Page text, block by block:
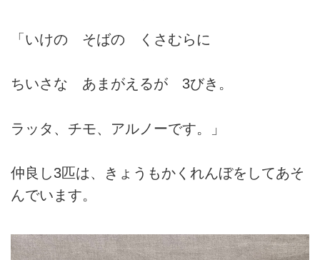
「いけの そばの くさむらに
ちいさな あまがえるが 3びき。
ラッタ、チモ、アルノーです。」
仲良し3匹は、きょうもかくれんぼをしてあそ
んでいます。